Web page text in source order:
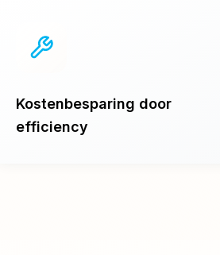
Kostenbesparing door
efficiency